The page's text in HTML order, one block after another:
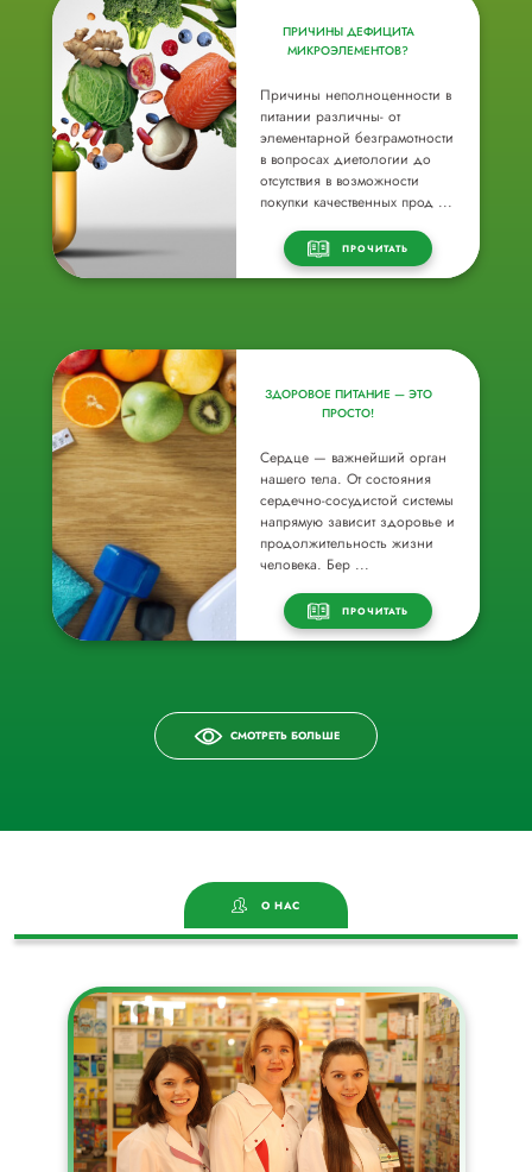
ПРИЧИНЫ ДЕФИЦИТА
МИКРОЭЛЕМЕНТОВ?
Причины неполноценности в
питании различны- от
элементарной безграмотности
в вопросах диетологии до
отсутствия в возможности
покупки качественных прод ...
ПРОЧИТАТЬ
ЗДОРОВОЕ ПИТАНИЕ — ЭТО
ПРОСТО!
Сердце — важнейший орган
нашего тела. От состояния
сердечно-сосудистой системы
напрямую зависит здоровье и
продолжительность жизни
человека. Бер ...
ПРОЧИТАТЬ
СМОТРЕТЬ БОЛЬШЕ
О НАС